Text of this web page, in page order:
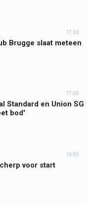
17:30
Brugge slaat meteen
17:00
Standard en Union SG
bod'
16:30
voor start